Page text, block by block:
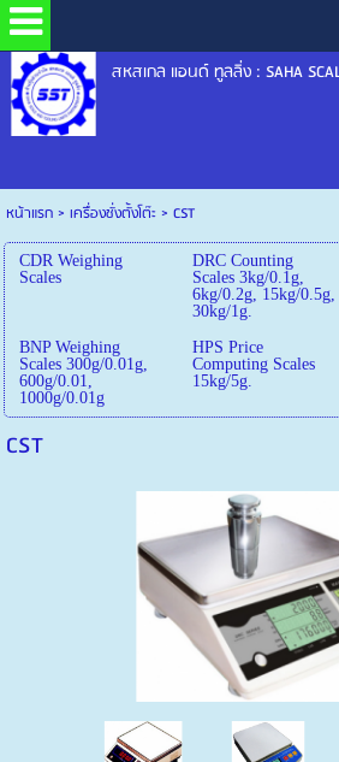
สหสเกล แอนด์ ทูลลิ่ง : SAHA
หน้าแรก> เครื่องชั่งตั้งโต๊ะ> CST
CDR Weighing
Scales
DRC Counting
Scales 3kg/0.1g,
6kg/0.2g, 15kg/0.5g,
30kg/1g.
BNP Weighing
Scales 300g/0.01g,
600g/0.01,
1000g/0.01g
HPS Price
Computing Scales
15kg/5g.
CST